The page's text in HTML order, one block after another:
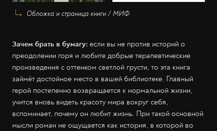
Обложка и страница книги / МИФ
Зачем брать в бумагу: если вы не против историй о
преодолении горя и любите добрые терапевтические
произведения с оттенком светлой грусти, то эта книга
займёт достойное место в вашей библиотеке. Главный
герой постепенно возвращается к нормальной жизни,
учится вновь видеть красоту мира вокруг себя,
вспоминает, почему он любит жизнь. При такой основной
мысли роман не ощущается как история, в которой во